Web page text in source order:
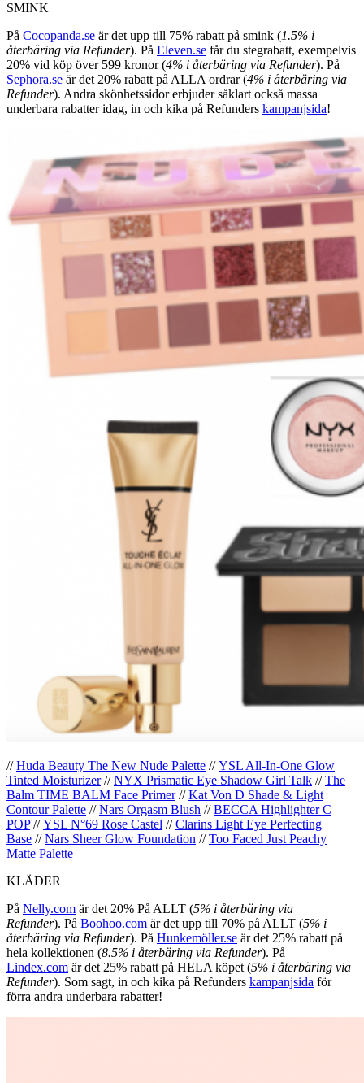
SMINK
På Cocopanda.se är det upp till 75% rabatt på smink (1.5% i
återbäring via Refunder). På Eleven.se får du stegrabatt, exempelvis
20% vid köp över 599 kronor (4% i återbäring via Refunder). På
Sephora.se är det 20% rabatt på ALLA ordrar (4% i återbäring via
Refunder). Andra skönhetssidor erbjuder såklart också massa
underbara rabatter idag, in och kika på Refunders kampanjsida!
//Huda Beauty The New Nude Palette //YSL All-In-One Glow
Tinted Moisturizer//NYX Prismatic Eye Shadow Girl Talk //The
Balm TIME BALM Face Primer//Kat Von D Shade & Light
Contour Palette //Nars Orgasm Blush //BECCA Highlighter C
POP//YSL N°69 Rose Castel //Clarins Light Eye Perfecting
Base //Nars Sheer Glow Foundation //Too Faced Just Peachy
Matte Palette
KLÄDER
På Nelly.com är det 20% På ALLT (5% i återbäring via
Refunder). På Boohoo.com är det upp till 70% på ALLT (5% i
återbäring via Refunder). På Hunkemöller.se är det 25% rabatt på
hela kollektionen (8.5% i återbäring via Refunder). På
Lindex.com är det 25% rabatt på HELA köpet (5% i återbäring via
Refunder). Som sagt, in och kika på Refunders kampanjsida för
förra andra underbara rabatter!